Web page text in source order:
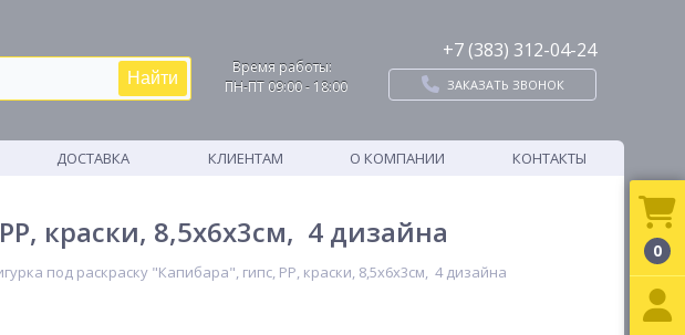
Найти
Время работы:
ПН-ПТ 09:00 - 18:00
+7 (383) 312-04-24
ЗАКАЗАТЬ ЗВОНОК
ДОСТАВКА КЛИЕНТАМ О КОМПАНИИ КОНТАКТЫ
краски, 8,5х6х3см, 4 дизайна
под раскраску "Капибара", гипс, PP, краски, 8,5х6х3см, 4 дизайна
0